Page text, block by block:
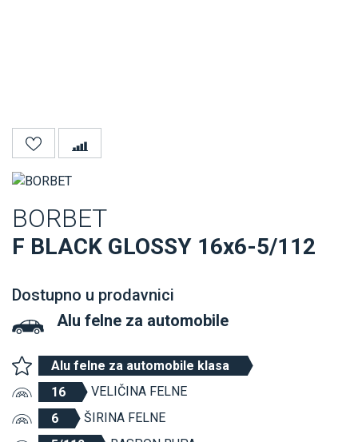
BORBET
F BLACK GLOSSY 16x6-5/112
Dostupno u prodavnici
Alu felne za automobile
Alu felne za automobile klasa
16
VELIČINA FELNE
6
ŠIRINA FELNE